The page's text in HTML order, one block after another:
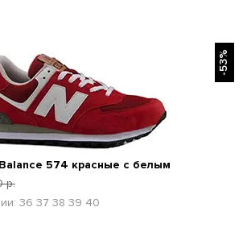
-53%
574 красные с белым
р.
36 37 38 39 40